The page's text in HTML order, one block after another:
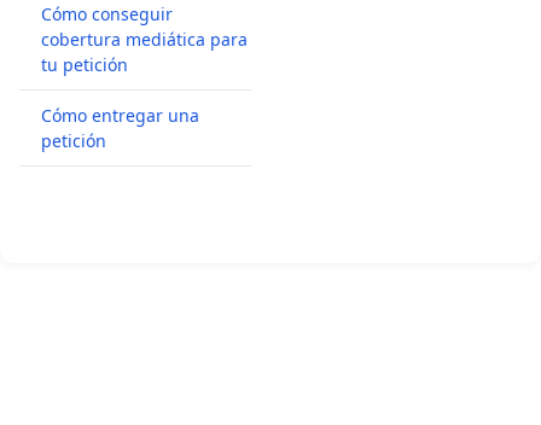
Cómo conseguir
cobertura mediática para
tu petición
Cómo entregar una
petición